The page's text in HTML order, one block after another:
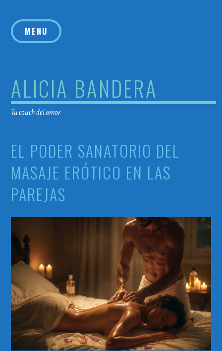
contenido
MENU
ALICIA BANDERA
Tu couch del amor
EL PODER SANATORIO DEL
MASAJE ERÓTICO EN LAS
PAREJAS